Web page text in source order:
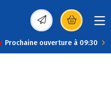
(s’ouvre dans une
Prochaine ouverture à 09:30